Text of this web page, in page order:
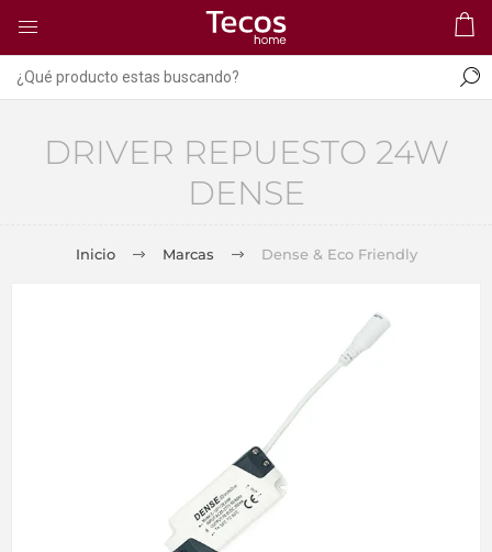
DRIVER REPUESTO 24W
DENSE
Inicio Marcas Dense & Eco Friendly